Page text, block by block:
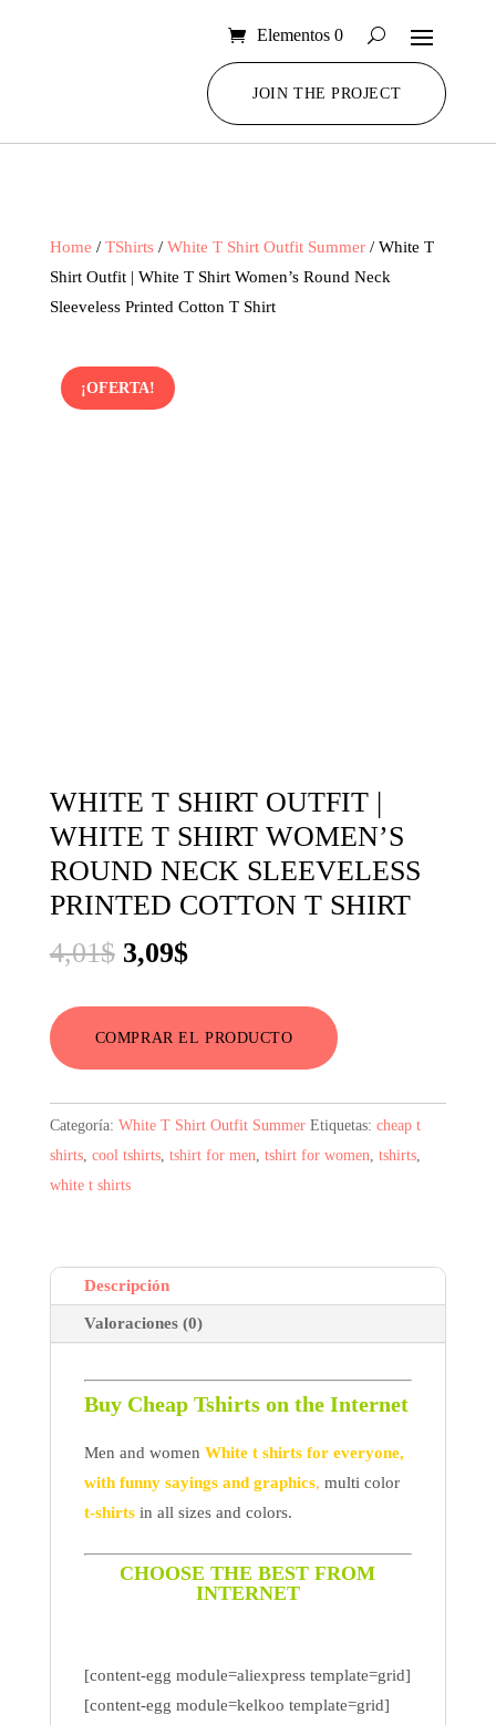
Elementos 0
JOIN THE PROJECT
Home / TShirts/ White T Shirt Outfit Summer/ White T
Shirt Outfit | White T Shirt Women’s Round Neck
Sleeveless Printed Cotton T Shirt
¡OFERTA!
WHITE T SHIRT OUTFIT |
WHITE T SHIRT WOMEN’S
ROUND NECK SLEEVELESS
PRINTED COTTON T SHIRT
4,01$ El
original
era:
4,01$.
3,09$El
actual
es:
3,09$.
COMPRAR EL PRODUCTO
Categoría: White T Shirt Outfit Summer Etiquetas: cheap t
shirts, cool tshirts, tshirt for men, tshirt for women, tshirts,
white t shirts
Descripción
Valoraciones (0)
Buy Cheap Tshirts on the Internet
Men and women White t shirts for everyone,
with funny sayings and graphics, multi color
t-shirtsin all sizes and colors.
CHOOSE THE BEST FROM
INTERNET
[content-egg module=aliexpress template=grid]
[content-egg module=kelkoo template=grid]